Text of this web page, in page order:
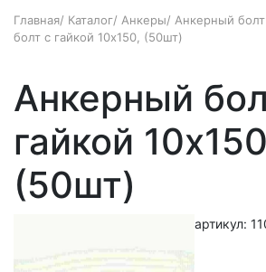
Главная/ Каталог/ Анкеры/ Анкерный болт
болт с гайкой 10x150, (50шт)
Анкерный
гайкой
(50шт)
артикул: